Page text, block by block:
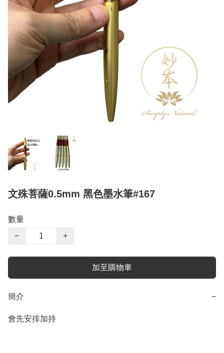
文殊菩薩0.5mm 黑色墨水筆#167
數量
−
+
加至購物車
簡介 −
會先安排加持